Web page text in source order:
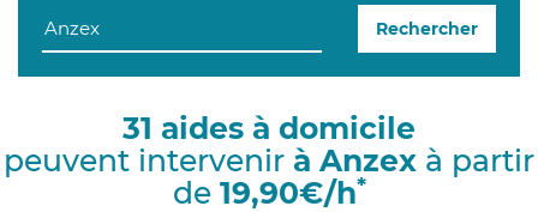
g
i
Rechercher
31 aides à domicile
peuvent intervenir à Anzex à partir
de 19,90€/h*